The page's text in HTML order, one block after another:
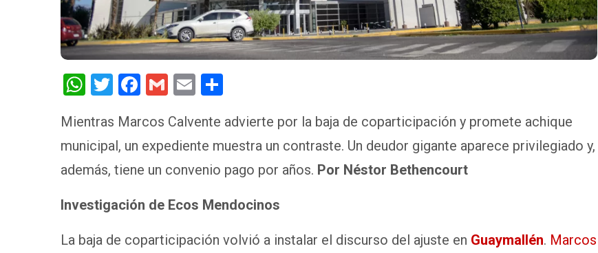
W
at
s
A
p
p
T
tt
er
F
ce
b
o
k
G
ail
E
ail ar
e
Mientras Marcos Calvente advierte por la baja de coparticipación y promete achique
municipal, un expediente muestra un contraste. Un deudor gigante aparece privilegiado y,
además, tiene un convenio pago por años. Por Néstor Bethencourt
Investigación de Ecos Mendocinos
La baja de coparticipación volvió a instalar el discurso del ajuste en Guaymallén. Marcos